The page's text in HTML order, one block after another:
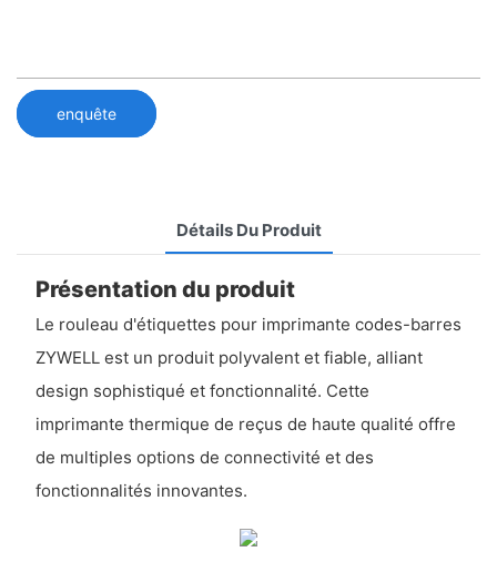
enquête
Détails Du Produit
Présentation du produit
Le rouleau d'étiquettes pour imprimante codes-barres
ZYWELL est un produit polyvalent et fiable, alliant
design sophistiqué et fonctionnalité. Cette
imprimante thermique de reçus de haute qualité offre
de multiples options de connectivité et des
fonctionnalités innovantes.